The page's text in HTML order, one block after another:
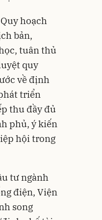
hoạch
bản,
tuân thủ
quy
về định
triển
thu đầy đủ
phủ, ý kiến
hội trong
tư ngành
điện, Viện
song